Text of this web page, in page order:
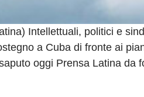
Intellettuali, politici e
a Cuba di fronte ai
oggi Prensa Latina da